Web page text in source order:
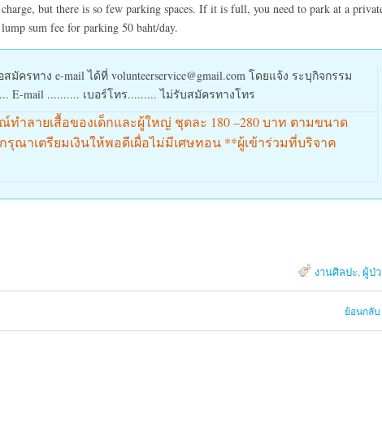
but there is so few parking spaces. If it is full, you need to park at a
sum fee for parking 50 baht/day.
ครทาง e-mail ได้ที่ volunteerservice@gmail.com โดยแจ้ง ระบุกิจกรรม
E-mail .......... เบอร์โทร......... ไม่รับสมัครทางโทร
ำลายเสื้อของเด็กและผู้ใหญ่ ชุดละ 180 –280 บาท ตามขนาด
ณาเตรียมเงินให้พอดีเผื่อไม่มีเศษทอน **ผู้เข้าร่วมที่บริจาค
งานศิลปะ,ผู้ป่
ย้อนกลับ